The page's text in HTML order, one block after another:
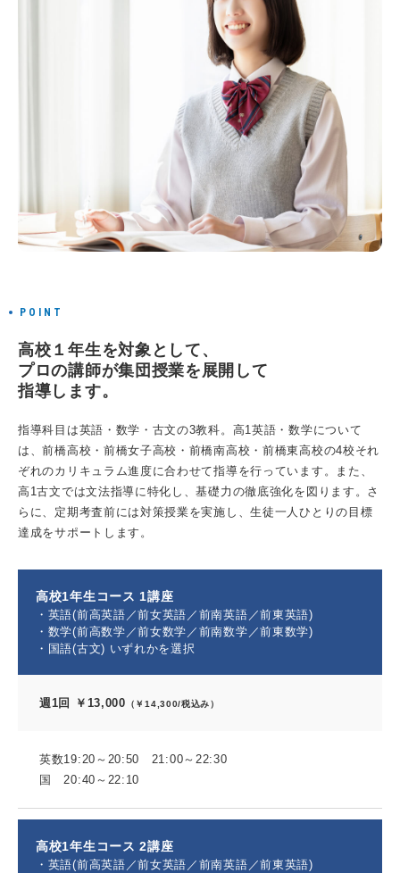
POINT
高校１年生を対象として、
プロの講師が集団授業を展開して
指導します。
指導科目は英語・数学・古文の3教科。高1英語・数学について
は、前橋高校・前橋女子高校・前橋南高校・前橋東高校の4校それ
ぞれのカリキュラム進度に合わせて指導を行っています。また、
高1古文では文法指導に特化し、基礎力の徹底強化を図ります。さ
らに、定期考査前には対策授業を実施し、生徒一人ひとりの目標
達成をサポートします。
高校1年生コース 1講座
・英語(前高英語／前女英語／前南英語／前東英語)
・数学(前高数学／前女数学／前南数学／前東数学)
・国語(古文) いずれかを選択
週1回 ￥13,000 （￥14,300/税込み）
英数19:20～20:50 21:00～22:30
国 20:40～22:10
高校1年生コース 2講座
・英語(前高英語／前女英語／前南英語／前東英語)